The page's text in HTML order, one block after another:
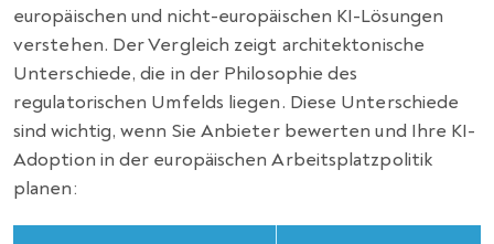
europäischen und nicht-europäischen KI-Lösungen
verstehen. Der Vergleich zeigt architektonische
Unterschiede, die in der Philosophie des
regulatorischen Umfelds liegen. Diese Unterschiede
sind wichtig, wenn Sie Anbieter bewerten und Ihre KI-
Adoption in der europäischen Arbeitsplatzpolitik
planen: